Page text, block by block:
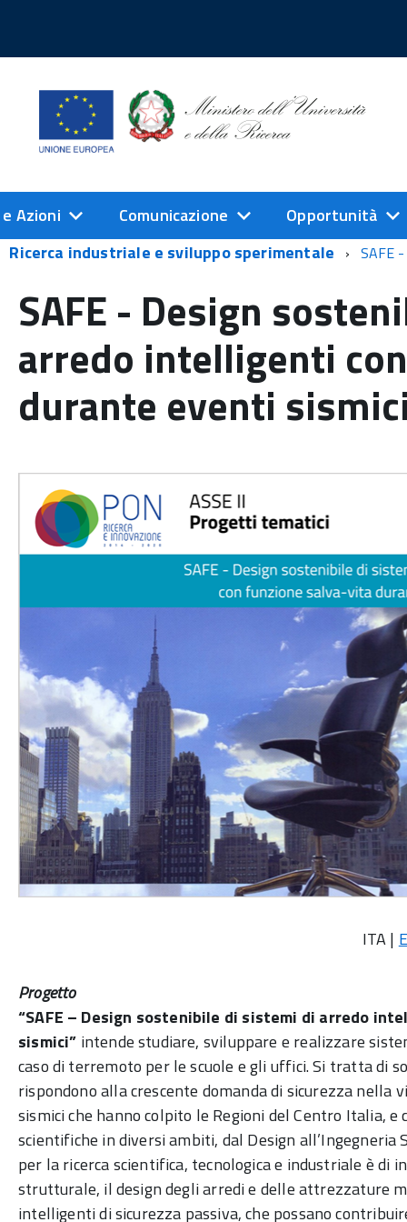
Azioni Comunicazione
Opportunità
Ricerca industriale e sviluppo sperimentale
SAFE
SAFE - Design
arredo intelligenti
durante eventi
ITA |
Progetto
“SAFE – Design sostenibile di sistemi di arredo
sismici” intende studiare, sviluppare e realizzare
caso di terremoto per le scuole e gli uffici. Si tratta di
rispondono alla crescente domanda di sicurezza nella
sismici che hanno colpito le Regioni del Centro Italia,
scientifiche in diversi ambiti, dal Design
per la ricerca scientifica, tecnologica e industriale è di
strutturale, il design degli arredi e delle attrezzature
intelligenti di sicurezza passiva, che possano